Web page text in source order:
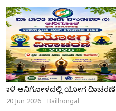
ನಾಳೆ ಆನಿಗೋಳದಲ್ಲಿ ಯೋಗ ದಿನಾಚರಣೆ
20 Jun 2026 Bailhongal